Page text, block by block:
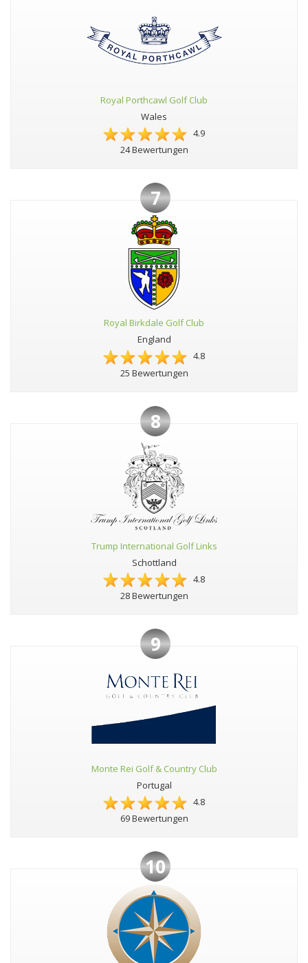
Royal Porthcawl Golf Club
Wales
4.9
24 Bewertungen
7
Royal Birkdale Golf Club
England
4.8
25 Bewertungen
8
Trump International Golf Links
Schottland
4.8
28 Bewertungen
9
Monte Rei Golf & Country Club
Portugal
4.8
69 Bewertungen
10